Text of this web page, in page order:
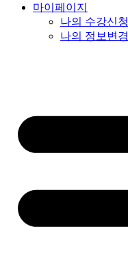
마이페이지
나의 수강신청
나의 정보변경